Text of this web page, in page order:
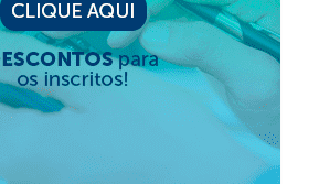
do Exercício Profissional